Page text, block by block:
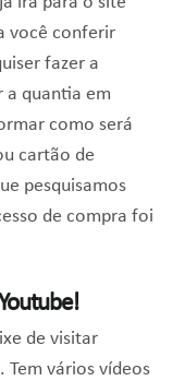
você conferir
fazer a
a quantia em
como será
cartão de
pesquisamos
de compra foi
de visitar
Tem vários vídeos